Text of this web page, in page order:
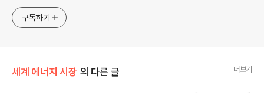
구독하기
세계 에너지 시장 의 다른 글 더보기